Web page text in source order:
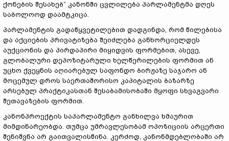
ქონების შესახებ“ კანონში ცვლილება პარლამენტმა დღეს
საბოლოოდ დაამტკიცა.
პარლამენტის გადაწყვეტილებით დადგინდა, რომ წილებისა
და აქციების პრივატიზება შეიძლება განხორციელდეს
აუქციონის და პირდაპირი მიყიდვის ფორმებით, ასევე,
გლობალური დეპოზიტარული ხელწერილების ფორმით ან
უცხო ქვეყნის აღიარებულ საფონდო ბირჟაზე საჯარო ან
მოცემულ დროს საერთაშორისო კაპიტალის ბაზარზე
არსებულ პრაქტიკასთან შესაბამისობაში მყოფი სხვაგვარი
შეთავაზების ფორმით.
კანონპროექტის საპარლამენტო განხილვა ხმაურით
მიმდინარეობდა. თუმცა უმრავლესობამ ოპოზიციის არცერთი
შენიშვნა არ გაითვალისწინა. კერძოდ, კანონმდებლობაში არ